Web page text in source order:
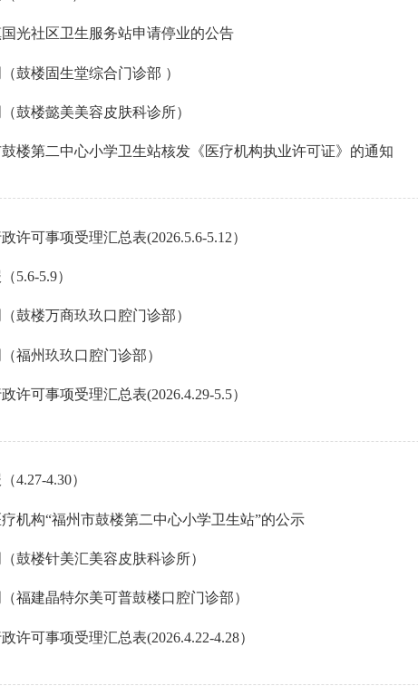
光社区卫生服务站申请停业的公告
鼓楼固生堂综合门诊部 ）
鼓楼懿美美容皮肤科诊所）
楼第二中心小学卫生站核发《医疗机构执业许可证》的通知
许可事项受理汇总表(2026.5.6-5.12）
5.6-5.9）
鼓楼万商玖玖口腔门诊部）
福州玖玖口腔门诊部）
许可事项受理汇总表(2026.4.29-5.5）
4.27-4.30）
机构“福州市鼓楼第二中心小学卫生站”的公示
鼓楼针美汇美容皮肤科诊所）
福建晶特尔美可普鼓楼口腔门诊部）
许可事项受理汇总表(2026.4.22-4.28）